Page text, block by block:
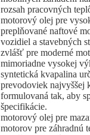
rozsah pracovných
motorový olej pre
preplňované naftové
vozidiel a stavebných
zvlášť pre moderné
mimoriadne vysokej
syntetická kvapalina
prevodoviek najvyššej
formulovaná tak, aby
špecifikácie.
motorový olej pre
motorov pre záhradnú